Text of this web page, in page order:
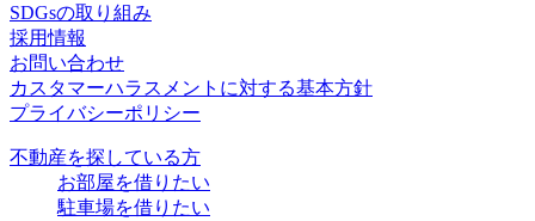
SDGsの取り組み
採用情報
お問い合わせ
カスタマーハラスメントに対する基本方針
プライバシーポリシー
不動産を探している方
お部屋を借りたい
駐車場を借りたい